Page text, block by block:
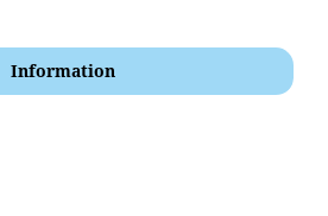
Information